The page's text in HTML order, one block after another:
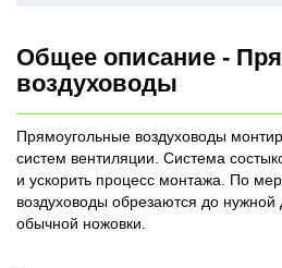
Общее описание -
воздуховоды
Прямоугольные воздуховоды
систем вентиляции. Система
и ускорить процесс монтажа. По
воздуховоды обрезаются до
обычной ножовки.